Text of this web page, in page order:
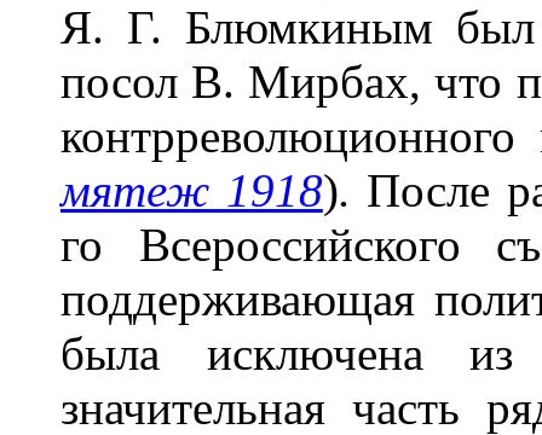
Я. Г. Блюмкиным был
посол В. Мирбах, что
мятеж 1918). После
го Всероссийского
поддерживающая
была исключена из
значительная часть